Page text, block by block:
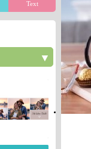
Text
▼